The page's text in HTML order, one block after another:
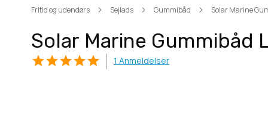
Fritid og udendørs Sejlads Gummibåd Solar Marine
Solar Marine Gummibåd
1 Anmeldelser